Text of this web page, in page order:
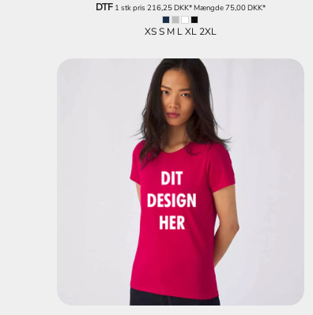
DTF1 stk pris 216,25DKK*Mængde75,00DKK*
XS S M L XL 2XL